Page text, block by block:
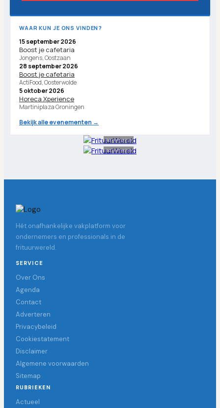
WAAR KUN JE ONS VINDEN?
15 september 2026
Boost je cafetaria
Jongens, Oostzaan
28 september 2026
Boost je cafetaria
ActiFood, Oosterwolde
5 oktober 2026
Horeca Xperience
Martiniplaza Groningen
Bekijk alle evenementen →
Advertentie
Advertentie
Hét onafhankelijke vakplatform voor
ondernemers en professionals in de
frituurwereld.
SERVICE
Over Ons
Agenda
Contact
Adverteren
Privacybeleid
Cookiestatement
Disclaimer
Algemene voorwaarden
Sitemap
RUBRIEKEN
Actueel